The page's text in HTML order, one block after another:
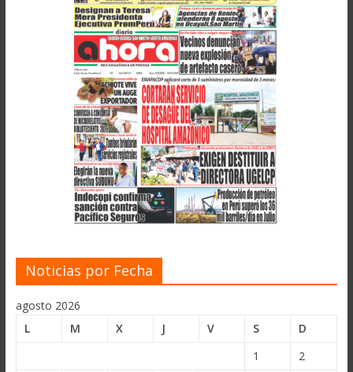
Noticias por Fecha
agosto 2026
L
M X J V S
D
1
2